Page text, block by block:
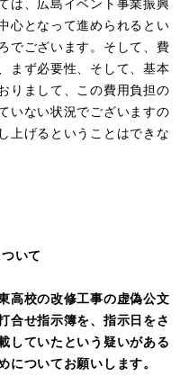
心となって進められるとい
でございます。そして、費
まず必要性、そして、基本
りまして、この費用負担の
いない状況でございますの
上げるということはできな
いて
高校の改修工事の虚偽公文
合せ指示簿を、指示日をさ
していたという疑いがある
ついてお願いします。